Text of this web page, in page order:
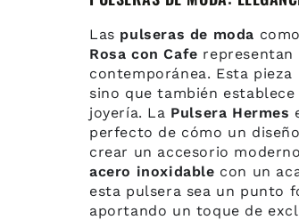
Las pulseras de moda
Rosa con Cafe
contemporánea. Esta
sino que también
joyería. La Pulsera Hermes
perfecto de cómo un
crear un accesorio
acero inoxidable con un
esta pulsera sea un punto
aportando un toque de